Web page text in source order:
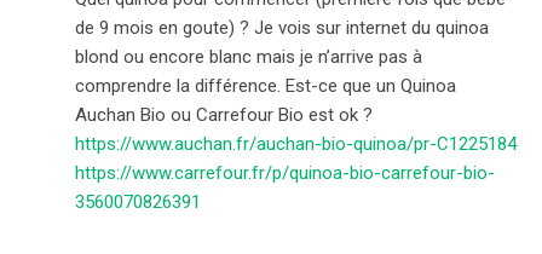
de 9 mois en goute) ? Je vois sur internet du quinoa
blond ou encore blanc mais je n’arrive pas à
comprendre la différence. Est-ce que un Quinoa
Auchan Bio ou Carrefour Bio est ok ?
https://www.auchan.fr/auchan-bio-quinoa/pr-C1225184
https://www.carrefour.fr/p/quinoa-bio-carrefour-bio-
3560070826391